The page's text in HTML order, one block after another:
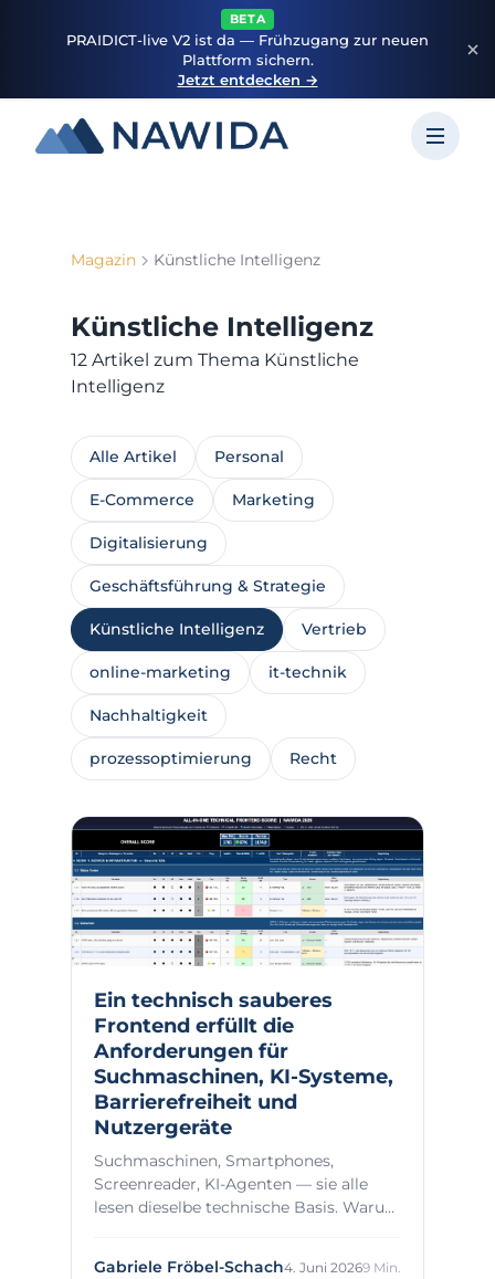
BETA
PRAIDICT-live V2 ist da — Frühzugang zur neuen
Plattform sichern.
Jetzt entdecken →
Magazin Künstliche Intelligenz
Künstliche Intelligenz
12 Artikel zum Thema Künstliche
Intelligenz
Alle Artikel Personal
E-Commerce Marketing
Digitalisierung
Geschäftsführung & Strategie
Künstliche Intelligenz Vertrieb
online-marketing it-technik
Nachhaltigkeit
prozessoptimierung Recht
Ein technisch sauberes
Frontend erfüllt die
Anforderungen für
Suchmaschinen, KI-Systeme,
Barrierefreiheit und
Nutzergeräte
Suchmaschinen, Smartphones,
Screenreader, KI-Agenten — sie alle
lesen dieselbe technische Basis. Warum
Gabriele Fröbel-Schach4. Juni 20269 Min.